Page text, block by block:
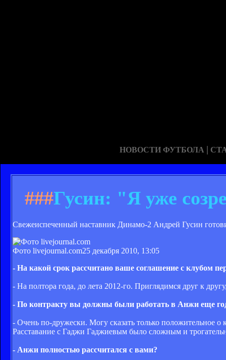
НОВОСТИ ФУТБОЛА |
###Гусин: "Я уже
Свежеиспеченный наставник Динамо-2 Андрей Гусин
Фото livejournal.com25 декабря 2010, 13:05
- На какой срок рассчитано ваше соглашение с клубом
- На полтора года, до лета 2012-го. Приглядимся друг к
- По контракту вы должны были работать в Анжи еще
- Очень по-дружески. Могу сказать только положительное о
Расставание с Гаджи Гаджиевым было сложным и
- Анжи полностью рассчитался с вами?